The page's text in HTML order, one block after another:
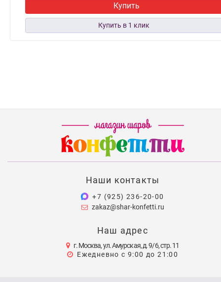
Купить
Наши контакты
+7 (925) 236-20-00
zakaz@shar-konfetti.ru
Наш адрес
г. Москва, ул. Амурская, д. 9/6, стр. 11
Ежедневно с 9:00 до 21:00